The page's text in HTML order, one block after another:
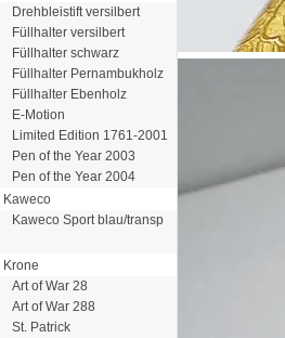
Drehbleistift versilbert
Füllhalter versilbert
Füllhalter schwarz
Füllhalter Pernambukholz
Füllhalter Ebenholz
E-Motion
Limited Edition 1761-2001
Pen of the Year 2003
Pen of the Year 2004
Kaweco
Kaweco Sport blau/transp
Krone
Art of War 28
Art of War 288
St. Patrick